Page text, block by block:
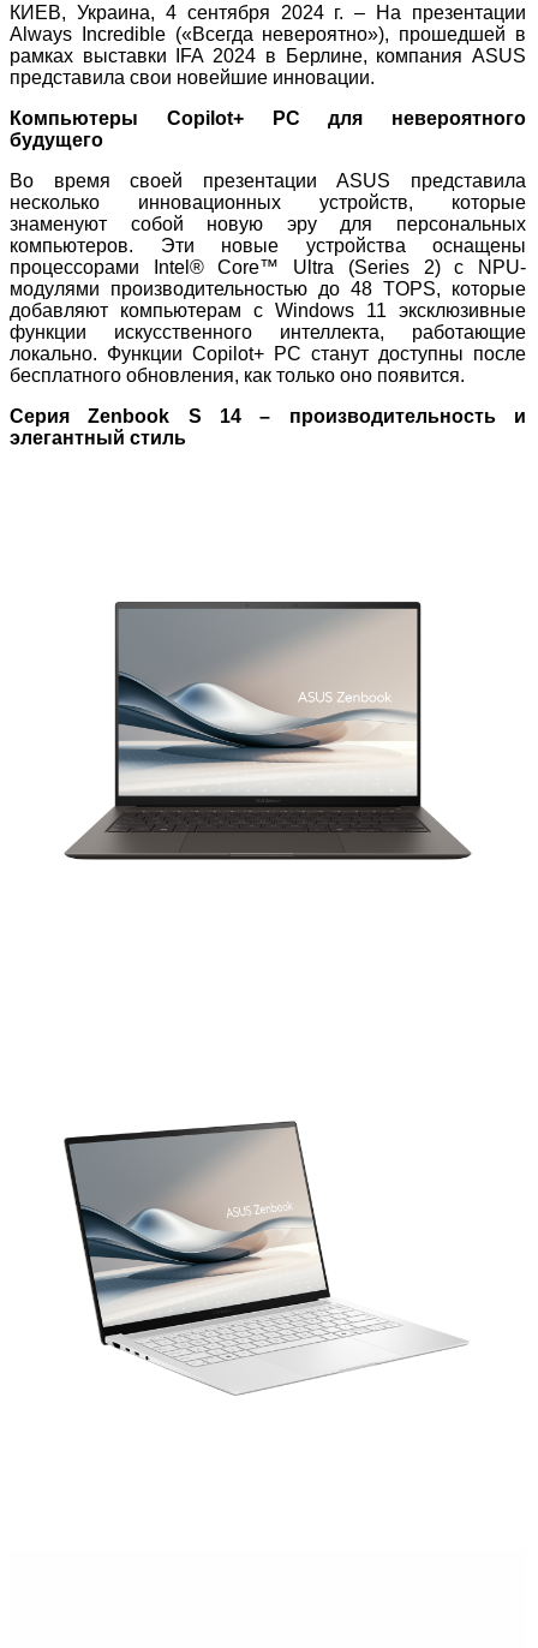
КИЕВ, Украина, 4 сентября 2024 г. – На презентации
Always Incredible («Всегда невероятно»), прошедшей в
рамках выставки IFA 2024 в Берлине, компания ASUS
представила свои новейшие инновации.
Компьютеры Copilot+ PC для невероятного
будущего
Во время своей презентации ASUS представила
несколько инновационных устройств, которые
знаменуют собой новую эру для персональных
компьютеров. Эти новые устройства оснащены
процессорами Intel® Core™ Ultra (Series 2) с NPU-
модулями производительностью до 48 TOPS, которые
добавляют компьютерам с Windows 11 эксклюзивные
функции искусственного интеллекта, работающие
локально. Функции Copilot+ PC станут доступны после
бесплатного обновления, как только оно появится.
Серия Zenbook S 14 – производительность и
элегантный стиль